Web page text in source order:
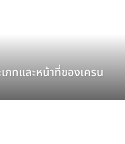
ภทและหน้าที่ของเครน